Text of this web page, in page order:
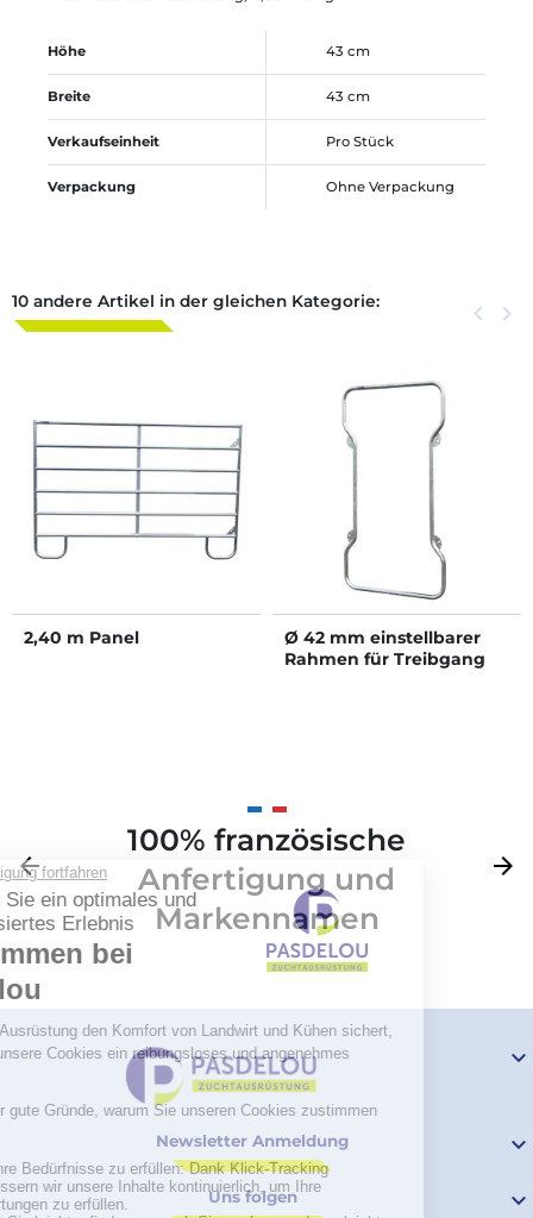
Höhe 43 cm
Breite 43 cm
Verkaufseinheit Pro Stück
Verpackung Ohne Verpackung
10 andere Artikel in der gleichen Kategorie: Zurück
keyboard_arrow_left keyboard_arrow_right
2,40 m Panel
Ø 42 mm einstellbarer
Rahmen für Treibgang
Zurück
arrow_back
100% französische
Anfertigung und
Markennamen
Weiter
arrow_forward

Newsletter Anmeldung 
Uns folgen 